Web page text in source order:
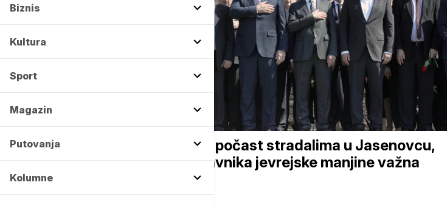
Biznis
Kultura
Sport
Magazin
Putovanja
Kolumne
REGION
Državni vrh Hrvatske odao počast stradalima u Jasenovcu,
Plenković: Dolazak predstavnika jevrejske manjine važna
poruka